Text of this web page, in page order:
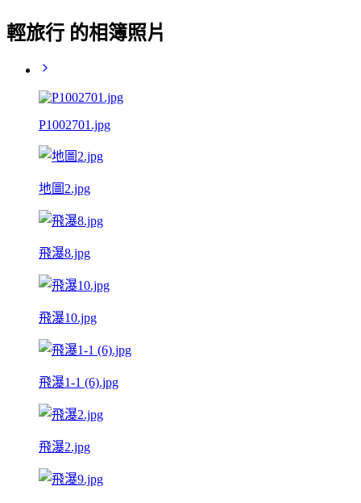
輕旅行 的相簿照片
P1002701.jpg
地圖2.jpg
飛瀑8.jpg
飛瀑10.jpg
飛瀑1-1 (6).jpg
飛瀑2.jpg